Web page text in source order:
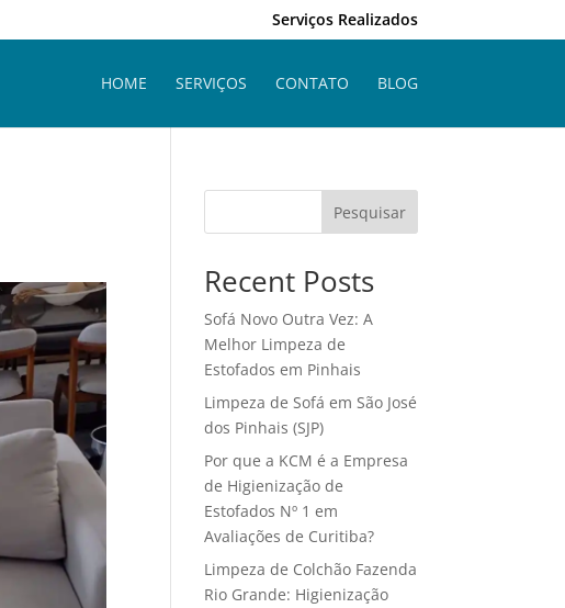
Serviços Realizados
HOME SERVIÇOS CONTATO BLOG
Pesquisar
Recent Posts
Sofá Novo Outra Vez: A
Melhor Limpeza de
Estofados em Pinhais
Limpeza de Sofá em São José
dos Pinhais (SJP)
Por que a KCM é a Empresa
de Higienização de
Estofados Nº 1 em
Avaliações de Curitiba?
Limpeza de Colchão Fazenda
Rio Grande: Higienização